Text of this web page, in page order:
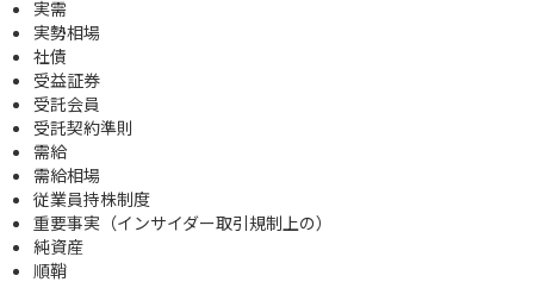
実需
実勢相場
社債
受益証券
受託会員
受託契約準則
需給
需給相場
従業員持株制度
重要事実（インサイダー取引規制上の）
純資産
順鞘